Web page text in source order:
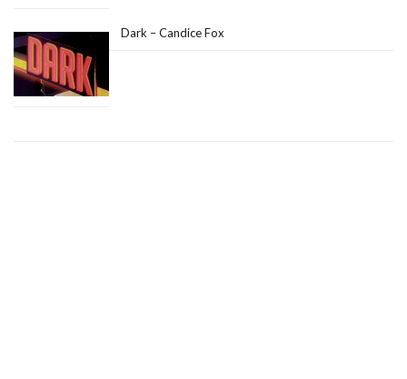
Dark – Candice Fox